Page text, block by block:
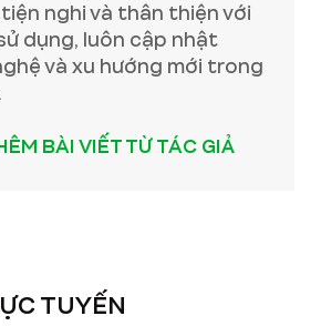
nghi và thân thiện với
dụng, luôn cập nhật
và xu hướng mới trong
BÀI VIẾT TỪ TÁC GIẢ
TUYẾN